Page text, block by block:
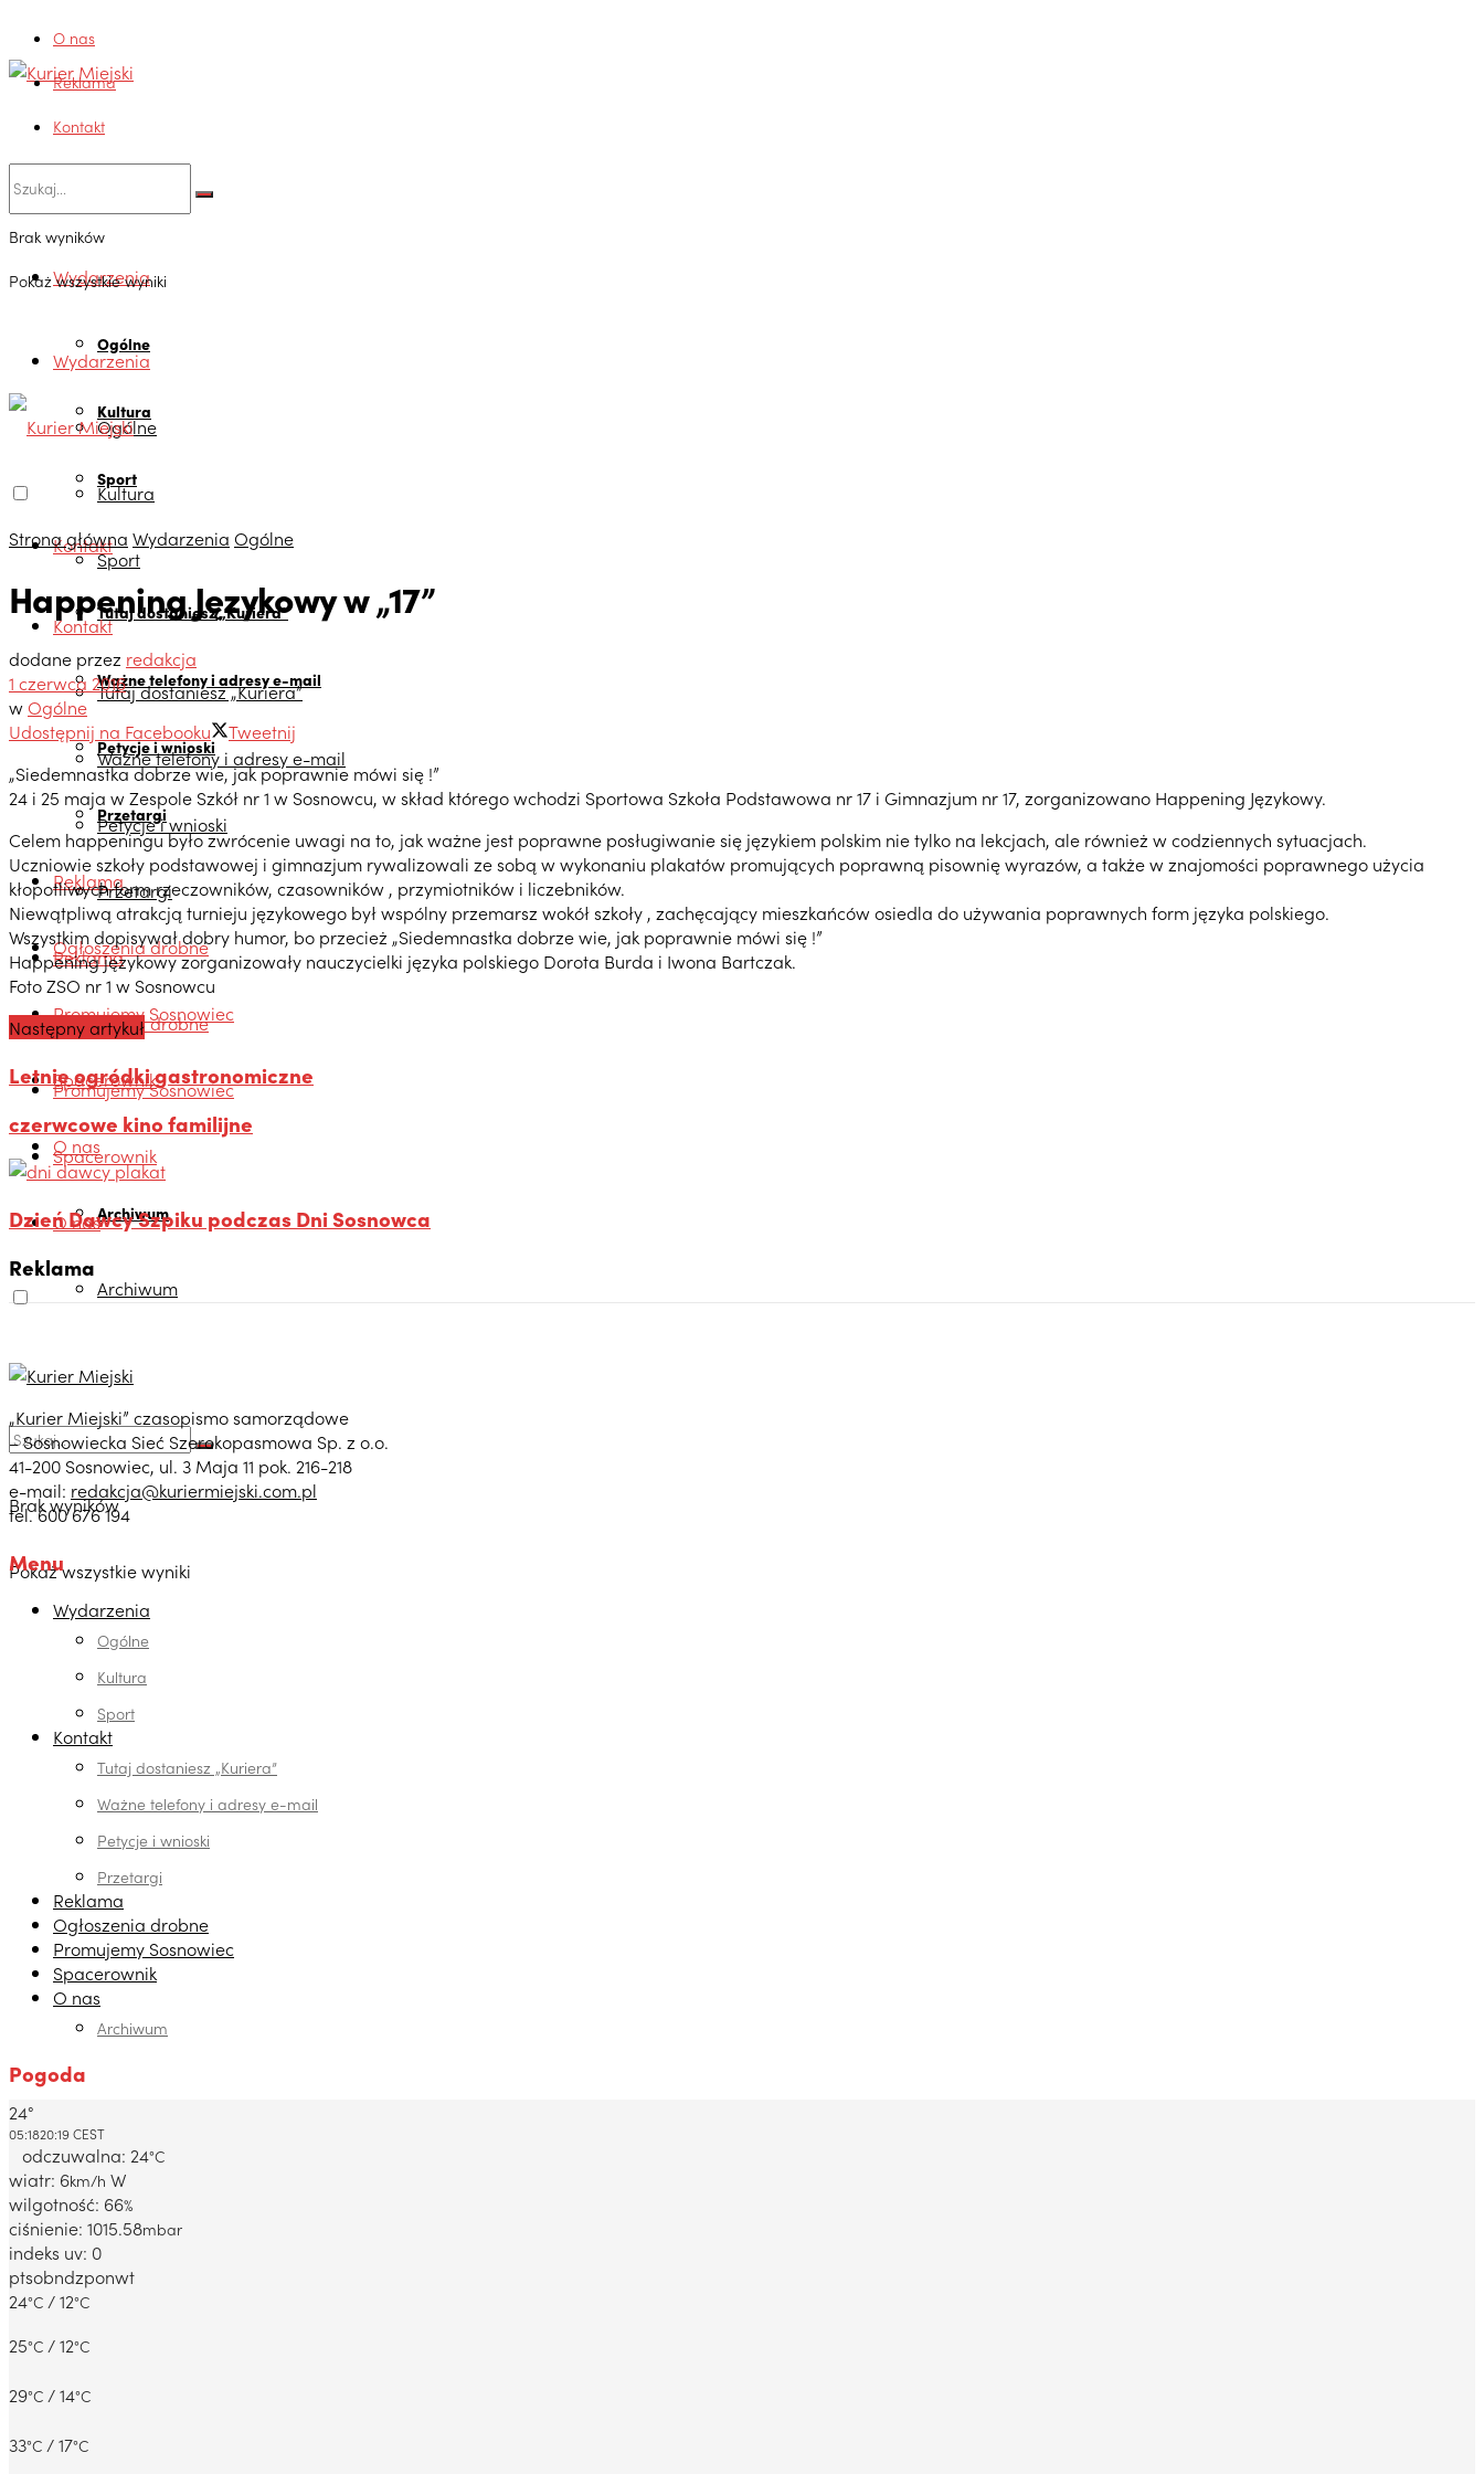
O nas
Reklama
Kontakt
Brak wyników
Pokaż wszystkie wyniki
Wydarzenia
Ogólne
Kultura
Sport
Kontakt
Tutaj dostaniesz „Kuriera”
Ważne telefony i adresy e-mail
Petycje i wnioski
Przetargi
Reklama
Ogłoszenia drobne
Promujemy Sosnowiec
Spacerownik
O nas
Archiwum
Wydarzenia
Ogólne
Kultura
Sport
Kontakt
Tutaj dostaniesz „Kuriera”
Ważne telefony i adresy e-mail
Petycje i wnioski
Przetargi
Reklama
Ogłoszenia drobne
Promujemy Sosnowiec
Spacerownik
O nas
Archiwum
Brak wyników
Pokaż wszystkie wyniki
Strona główna Wydarzenia Ogólne
Happening Językowy w „17”
dodane przez redakcja
1 czerwca 2016
wOgólne
Udostępnij na Facebooku
Tweetnij
„Siedemnastka dobrze wie, jak poprawnie mówi się !”
24 i 25 maja w Zespole Szkół nr 1 w Sosnowcu, w skład którego wchodzi Sportowa Szkoła Podstawowa nr 17 i Gimnazjum nr 17, zorganizowano Happening Językowy.
Celem happeningu było zwrócenie uwagi na to, jak ważne jest poprawne posługiwanie się językiem polskim nie tylko na lekcjach, ale również w codziennych sytuacjach.
Uczniowie szkoły podstawowej i gimnazjum rywalizowali ze sobą w wykonaniu plakatów promujących poprawną pisownię wyrazów, a także w znajomości poprawnego użycia
kłopotliwych form rzeczowników, czasowników , przymiotników i liczebników.
Niewątpliwą atrakcją turnieju językowego był wspólny przemarsz wokół szkoły , zachęcający mieszkańców osiedla do używania poprawnych form języka polskiego.
Wszystkim dopisywał dobry humor, bo przecież „Siedemnastka dobrze wie, jak poprawnie mówi się !”
Happening językowy zorganizowały nauczycielki języka polskiego Dorota Burda i Iwona Bartczak.
Foto ZSO nr 1 w Sosnowcu
Następny artykuł
Letnie ogródki gastronomiczne
czerwcowe kino familijne
Dzień Dawcy Szpiku podczas Dni Sosnowca
Reklama
„Kurier Miejski” czasopismo samorządowe
– Sosnowiecka Sieć Szerokopasmowa Sp. z o.o.
41-200 Sosnowiec, ul. 3 Maja 11 pok. 216-218
e-mail: redakcja@kuriermiejski.com.pl
tel. 600 676 194
Menu
Wydarzenia
Ogólne
Kultura
Sport
Kontakt
Tutaj dostaniesz „Kuriera”
Ważne telefony i adresy e-mail
Petycje i wnioski
Przetargi
Reklama
Ogłoszenia drobne
Promujemy Sosnowiec
Spacerownik
O nas
Archiwum
Pogoda
Dabrowa Gornicza, PL
24°
05:1820:19 CEST
odczuwalna: 24°C
wiatr: 6km/h W
wilgotność: 66%
ciśnienie: 1015.58mbar
indeks uv: 0
ptsobndzponwt
24°C / 12°C
25°C / 12°C
29°C / 14°C
33°C / 17°C